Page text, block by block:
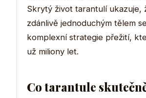
Skrytý život tarantulí ukazuje,
zdánlivě jednoduchým tělem
komplexní strategie přežití,
už miliony let.
Co tarantule